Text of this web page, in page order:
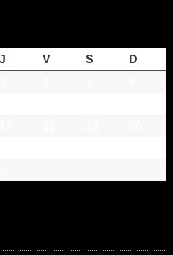
J V S
D